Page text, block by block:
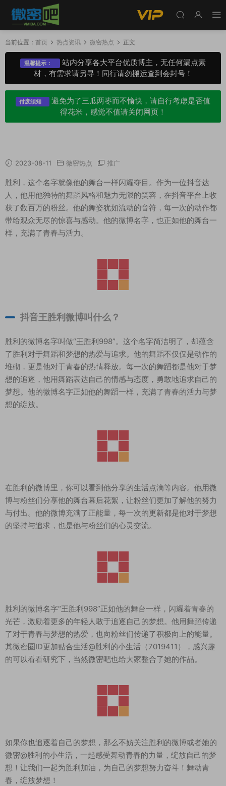
当前位置： 首页 热点资讯 微密热点 正文
温馨提示：
站内分享各大平台优质博主，无任何漏点素
材，有需求请另寻！同行请勿搬运查到会封号！
付废须知
避免为了三瓜两枣而不愉快，请自行考虑是否值
得花米，感觉不值请关闭网页！
2023-08-11 微密热点 推广
胜利，这个名字就像他的舞台一样闪耀夺目。作为一位抖音达
人，他用他独特的舞蹈风格和魅力无限的笑容，在抖音平台上收
获了数百万的粉丝。他的舞姿犹如流动的音符，每一次的动作都
带给观众无尽的惊喜与感动。他的微博名字，也正如他的舞台一
样，充满了青春与活力。
抖音王胜利微博叫什么？
胜利的微博名字叫做“王胜利998”。这个名字简洁明了，却蕴含
了胜利对于舞蹈和梦想的热爱与追求。他的舞蹈不仅仅是动作的
堆砌，更是他对于青春的热情释放。每一次的舞蹈都是他对于梦
想的追逐，他用舞蹈表达自己的情感与态度，勇敢地追求自己的
梦想。他的微博名字正如他的舞蹈一样，充满了青春的活力与梦
想的绽放。
在胜利的微博里，你可以看到他分享的生活点滴等内容。他用微
博与粉丝们分享他的舞台幕后花絮，让粉丝们更加了解他的努力
与付出。他的微博充满了正能量，每一次的更新都是他对于梦想
的坚持与追求，也是他与粉丝们的心灵交流。
胜利的微博名字“王胜利998”正如他的舞台一样，闪耀着青春的
光芒，激励着更多的年轻人敢于追逐自己的梦想。他用舞蹈传递
了对于青春与梦想的热爱，也向粉丝们传递了积极向上的能量。
其微密圈ID更加贴合生活@胜利的小生活（7019411），感兴趣
的可以看看研究下，当然微密吧也给大家整合了她的作品。
如果你也追逐着自己的梦想，那么不妨关注胜利的微博或者她的
微密@胜利的小生活，一起感受舞动青春的力量，绽放自己的梦
想！让我们一起为胜利加油，为自己的梦想努力奋斗！舞动青
春，绽放梦想！